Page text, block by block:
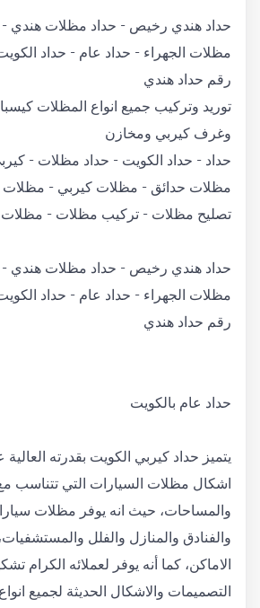
حداد هندي رخيص - حداد مظلات هندي -
مظلات الجهراء - حداد عام - حداد
رقم حداد هندي
توريد وتركيب جميع انواع المظلات
وغرف كيربي ومخازن
حداد - حداد الكويت - حداد مظلات -
مظلات حدائق - مظلات كيربي - مظلات
تصليح مظلات - تركيب مظلات - مظلات
حداد هندي رخيص - حداد مظلات هندي -
مظلات الجهراء - حداد عام - حداد
رقم حداد هندي
حداد عام بالكويت
يتميز حداد كيربي الكويت بقدرته
اشكال مظلات السيارات التي تتناسب
والمساحات، حيث انه يوفر مظلات
والفنادق والمنازل والفلل
الاماكن، كما أنه يوفر لعملائه الكرام
التصميمات والاشكال الحديثة لجميع